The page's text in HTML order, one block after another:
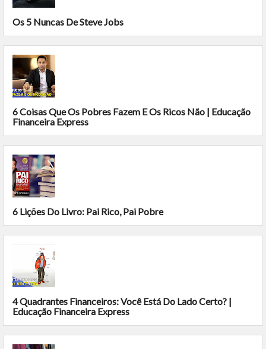
Os 5 Nuncas De Steve Jobs
6 Coisas Que Os Pobres Fazem E Os Ricos Não | Educação
Financeira Express
6 Lições Do Livro: Pai Rico, Pai Pobre
4 Quadrantes Financeiros: Você Está Do Lado Certo? |
Educação Financeira Express